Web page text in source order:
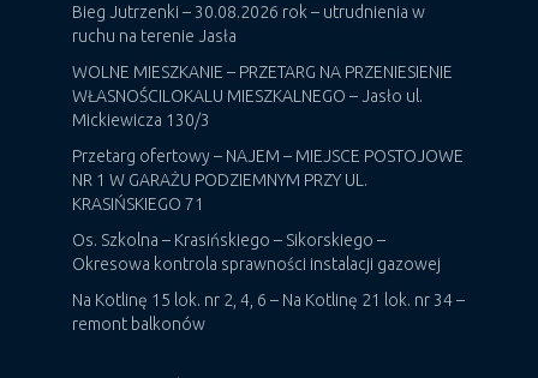
Bieg Jutrzenki – 30.08.2026 rok – utrudnienia w
ruchu na terenie Jasła
WOLNE MIESZKANIE – PRZETARG NA PRZENIESIENIE
WŁASNOŚCILOKALU MIESZKALNEGO – Jasło ul.
Mickiewicza 130/3
Przetarg ofertowy – NAJEM – MIEJSCE POSTOJOWE
NR 1 W GARAŻU PODZIEMNYM PRZY UL.
KRASIŃSKIEGO 71
Os. Szkolna – Krasińskiego – Sikorskiego –
Okresowa kontrola sprawności instalacji gazowej
Na Kotlinę 15 lok. nr 2, 4, 6 – Na Kotlinę 21 lok. nr 34 –
remont balkonów